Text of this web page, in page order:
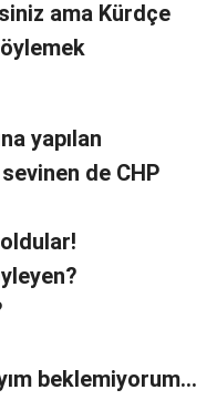
ama Kürdçe
yapılan
de CHP
beklemiyorum…